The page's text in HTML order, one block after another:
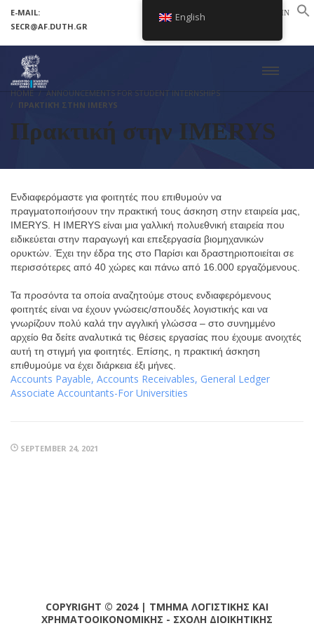
E-MAIL:
SECR@AF.DUTH.GR
LOGIN
HOME
ANNOUNCEMENTS FOR STUDENT INTERNSHIPS
ΠΡΑΚΤΙΚΉ ΣΤΗΝ IMERYS
Πρακτική στην IMERYS
Ενδιαφερόμαστε για φοιτητές που επιθυμούν να
πραγματοποιήσουν την πρακτική τους άσκηση στην εταιρεία μας,
IMERYS. Η IMERYS είναι μια γαλλική πολυεθνική εταιρεία που
ειδικεύεται στην παραγωγή και επεξεργασία βιομηχανικών
ορυκτών. Έχει την έδρα της στο Παρίσι και δραστηριοποιείται σε
περισσότερες από 40 χώρες και πάνω από 16.000 εργαζόμενους.
Τα προσόντα τα οποία αναζητούμε στους ενδιαφερόμενους
φοιτητές είναι να έχουν γνώσεις/σπουδές λογιστικής και να
γνωρίζουν πολύ καλά την αγγλική γλώσσα – στο συνημμένο
αρχείο θα δείτε αναλυτικά τις θέσεις εργασίας που έχουμε ανοιχτές
αυτή τη στιγμή για φοιτητές. Επίσης, η πρακτική άσκηση
επιθυμούμε να έχει διάρκεια έξι μήνες.
Accounts Payable, Accounts Receivables, General Ledger
Associate Accountants-For Universities
SEPTEMBER 24, 2021
COPYRIGHT © 2024 | ΤΜΗΜΑ ΛΟΓΙΣΤΙΚΗΣ ΚΑΙ
ΧΡΗΜΑΤΟΟΙΚΟΝΟΜΙΚΗΣ - ΣΧΟΛΗ ΔΙΟΙΚΗΤΙΚΗΣ
English